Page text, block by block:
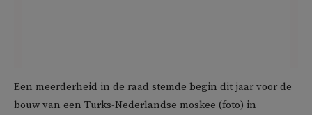
Een meerderheid in de raad stemde begin dit jaar voor de
bouw van een Turks-Nederlandse moskee (foto) in